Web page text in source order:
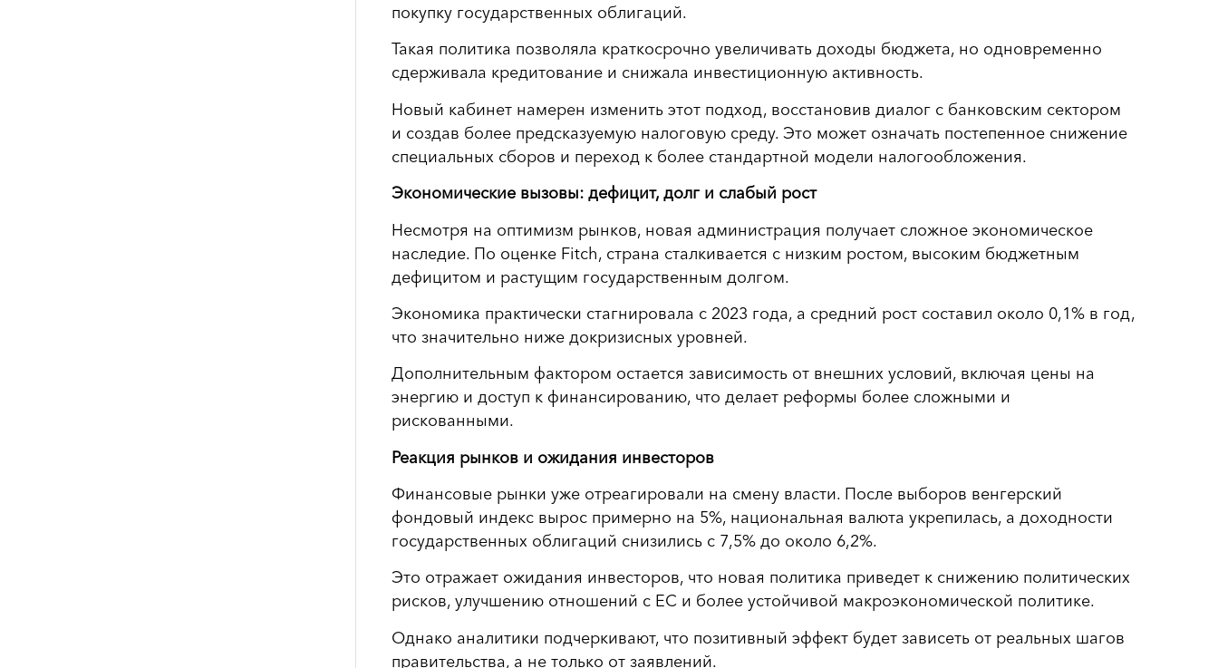
покупку государственных облигаций.
Такая политика позволяла краткосрочно увеличивать доходы бюджета, но одновременно
сдерживала кредитование и снижала инвестиционную активность.
Новый кабинет намерен изменить этот подход, восстановив диалог с банковским сектором
и создав более предсказуемую налоговую среду. Это может означать постепенное снижение
специальных сборов и переход к более стандартной модели налогообложения.
Экономические вызовы: дефицит, долг и слабый рост
Несмотря на оптимизм рынков, новая администрация получает сложное экономическое
наследие. По оценке Fitch, страна сталкивается с низким ростом, высоким бюджетным
дефицитом и растущим государственным долгом.
Экономика практически стагнировала с 2023 года, а средний рост составил около 0,1% в год,
что значительно ниже докризисных уровней.
Дополнительным фактором остается зависимость от внешних условий, включая цены на
энергию и доступ к финансированию, что делает реформы более сложными и
рискованными.
Реакция рынков и ожидания инвесторов
Финансовые рынки уже отреагировали на смену власти. После выборов венгерский
фондовый индекс вырос примерно на 5%, национальная валюта укрепилась, а доходности
государственных облигаций снизились с 7,5% до около 6,2%.
Это отражает ожидания инвесторов, что новая политика приведет к снижению политических
рисков, улучшению отношений с ЕС и более устойчивой макроэкономической политике.
Однако аналитики подчеркивают, что позитивный эффект будет зависеть от реальных шагов
правительства, а не только от заявлений.